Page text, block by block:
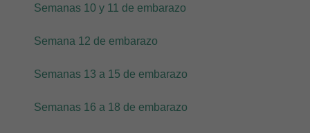
Semanas 10 y 11 de embarazo
Semana 12 de embarazo
Semanas 13 a 15 de embarazo
Semanas 16 a 18 de embarazo